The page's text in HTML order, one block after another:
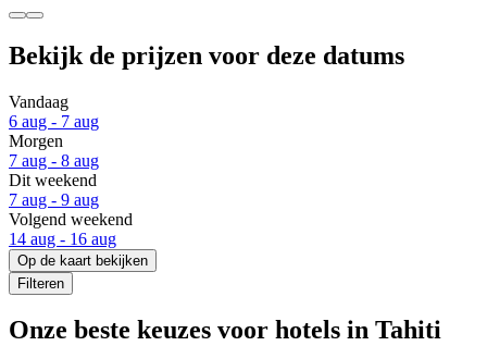
Bekijk de prijzen voor deze datums
Vandaag
6 aug - 7 aug
Morgen
7 aug - 8 aug
Dit weekend
7 aug - 9 aug
Volgend weekend
14 aug - 16 aug
Op de kaart bekijken
Filteren
Onze beste keuzes voor hotels in Tahiti